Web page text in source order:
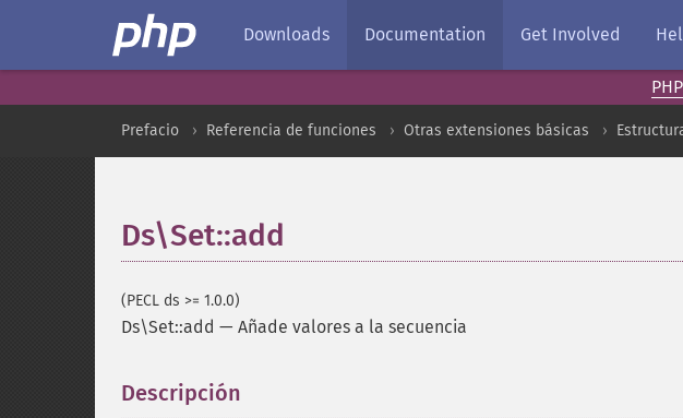
Downloads Documentation Get Involved
Prefacio Referencia de funciones Otras extensiones básicas
Ds\Set::add
(PECL ds >= 1.0.0)
Ds\Set::add — Añade valores a la secuencia
Descripción